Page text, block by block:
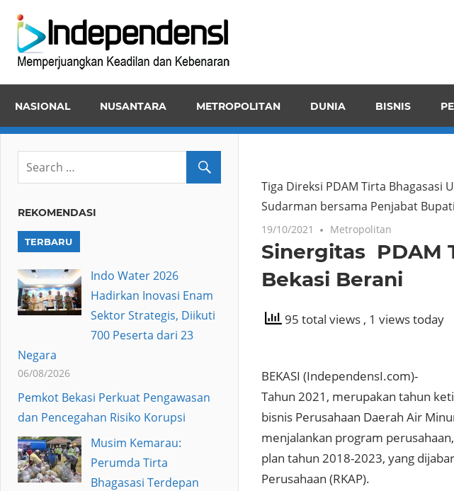
content
dan
NASIONAL NUSANTARA METROPOLITAN DUNIA BISNIS
Tiga Direksi PDAM Tirta Bhagasasi
Sudarman bersama Penjabat
19/10/2021 Metropolitan
Sinergitas PDAM
Bekasi Berani
95 total views , 1 views today
BEKASI (IndependensI.com)-
Tahun 2021, merupakan tahun
bisnis Perusahaan Daerah Air
menjalankan program
plan tahun 2018-2023, yang
Perusahaan (RKAP).
REKOMENDASI
TERBARU
Indo Water 2026
Hadirkan Inovasi Enam
Sektor Strategis, Diikuti
700 Peserta dari 23
Negara
06/08/2026
Pemkot Bekasi Perkuat Pengawasan
dan Pencegahan Risiko Korupsi
Musim Kemarau:
Perumda Tirta
Bhagasasi Terdepan